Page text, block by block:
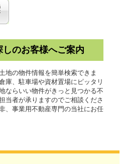
のお客様へご案内
地の物件情報を簡単検索できま
庫、駐車場や資材置場にピッタリ
ならいい物件がきっと見つかる不
当者が承りますのでご相談くださ
、事業用不動産専門の当社にお任